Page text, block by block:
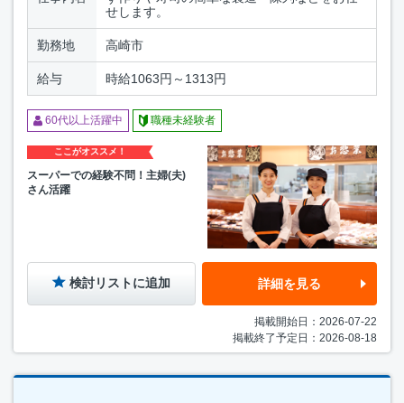
せします。
勤務地 高崎市
給与 時給1063円～1313円
60代以上活躍中 職種未経験者
ここがオススメ！
スーパーでの経験不問！主婦(夫)
さん活躍
検討リストに追加 詳細を見る
掲載開始日：2026-07-22
掲載終了予定日：2026-08-18